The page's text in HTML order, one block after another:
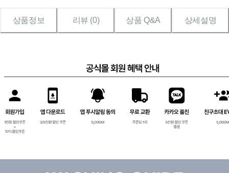
상품정보 리뷰 (0) 상품 Q&A 상세설명